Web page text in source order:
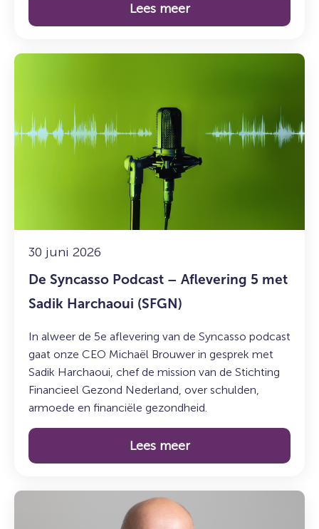
Lees meer
30 juni 2026
De Syncasso Podcast – Aflevering 5 met
Sadik Harchaoui (SFGN)
In alweer de 5e aflevering van de Syncasso podcast
gaat onze CEO Michaël Brouwer in gesprek met
Sadik Harchaoui, chef de mission van de Stichting
Financieel Gezond Nederland, over schulden,
armoede en financiële gezondheid.
Lees meer
Lees
Syncasso
Podcast
Sadik
Harchaoui
Lees